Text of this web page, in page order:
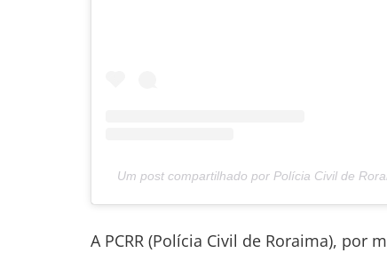
Um post compartilhado por Polícia Civil de
A PCRR (Polícia Civil de Roraima), por